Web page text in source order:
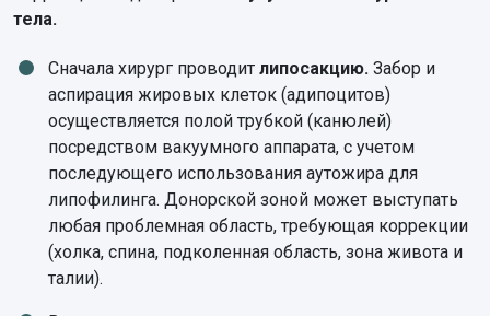
тела.
Сначала хирург проводит липосакцию. Забор и
аспирация жировых клеток (адипоцитов)
осуществляется полой трубкой (канюлей)
посредством вакуумного аппарата, с учетом
последующего использования аутожира для
липофилинга. Донорской зоной может выступать
любая проблемная область, требующая коррекции
(холка, спина, подколенная область, зона живота и
талии).